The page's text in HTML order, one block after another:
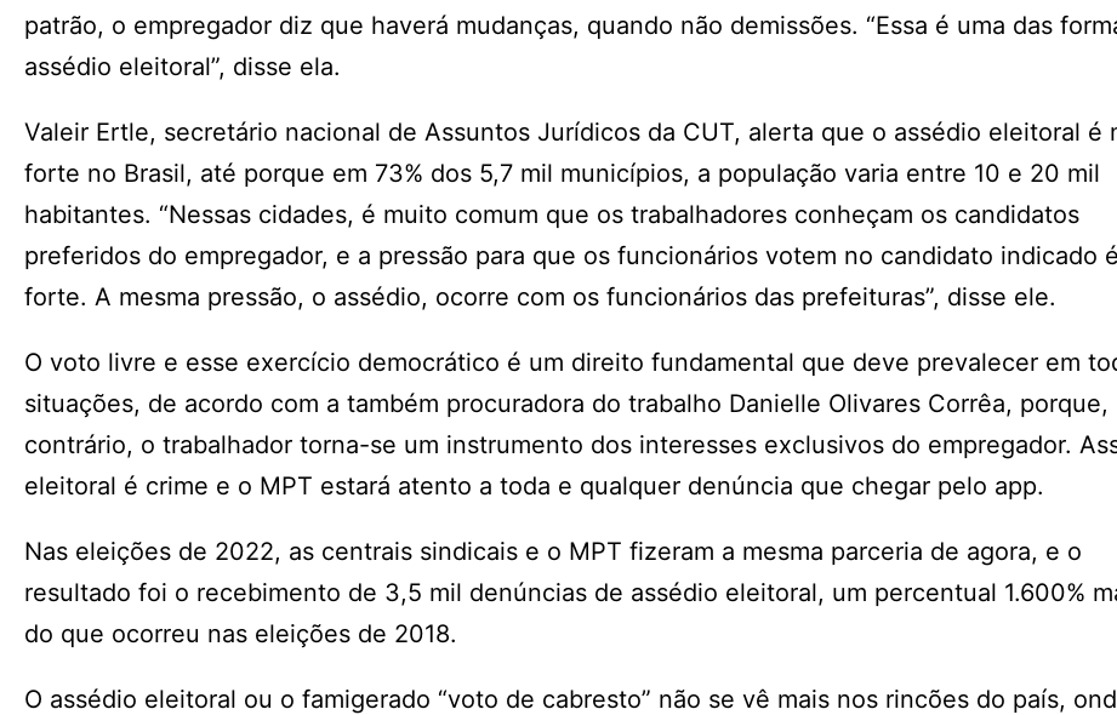
patrão, o empregador diz que haverá mudanças, quando não demissões. “Essa é uma das
assédio eleitoral”, disse ela.
Valeir Ertle, secretário nacional de Assuntos Jurídicos da CUT, alerta que o assédio eleitoral é
forte no Brasil, até porque em 73% dos 5,7 mil municípios, a população varia entre 10 e 20 mil
habitantes. “Nessas cidades, é muito comum que os trabalhadores conheçam os candidatos
preferidos do empregador, e a pressão para que os funcionários votem no candidato indicado
forte. A mesma pressão, o assédio, ocorre com os funcionários das prefeituras”, disse ele.
O voto livre e esse exercício democrático é um direito fundamental que deve prevalecer em
situações, de acordo com a também procuradora do trabalho Danielle Olivares Corrêa, porque,
contrário, o trabalhador torna-se um instrumento dos interesses exclusivos do empregador.
eleitoral é crime e o MPT estará atento a toda e qualquer denúncia que chegar pelo app.
Nas eleições de 2022, as centrais sindicais e o MPT fizeram a mesma parceria de agora, e o
resultado foi o recebimento de 3,5 mil denúncias de assédio eleitoral, um percentual 1.600%
do que ocorreu nas eleições de 2018.
O assédio eleitoral ou o famigerado “voto de cabresto” não se vê mais nos rincões do país,